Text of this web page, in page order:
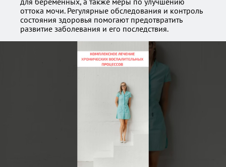
оттока мочи. Регулярные обследования и контроль
состояния здоровья помогают предотвратить
развитие заболевания и его последствия.